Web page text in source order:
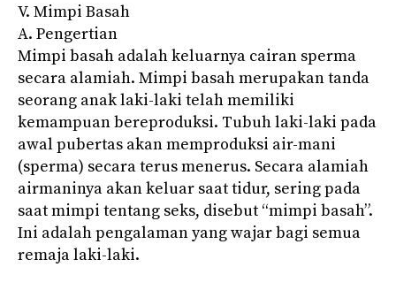
V. Mimpi Basah
A. Pengertian
Mimpi basah adalah keluarnya cairan sperma
secara alamiah. Mimpi basah merupakan tanda
seorang anak laki-laki telah memiliki
kemampuan bereproduksi. Tubuh laki-laki pada
awal pubertas akan memproduksi air-mani
(sperma) secara terus menerus. Secara alamiah
airmaninya akan keluar saat tidur, sering pada
saat mimpi tentang seks, disebut “mimpi basah”.
Ini adalah pengalaman yang wajar bagi semua
remaja laki-laki.